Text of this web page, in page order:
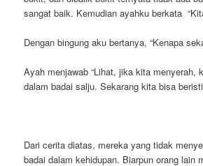
sangat baik. Kemudian ayahku berkata
Dengan bingung aku bertanya, “Kenapa
Ayah menjawab “Lihat, jika kita menyerah,
dalam badai salju. Sekarang kita bisa
Dari cerita diatas, mereka yang tidak
badai dalam kehidupan. Biarpun orang lain